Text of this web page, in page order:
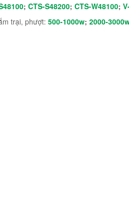
;CTS-S48200;CTS-W48100;
trại, phượt:500-1000w;2000-